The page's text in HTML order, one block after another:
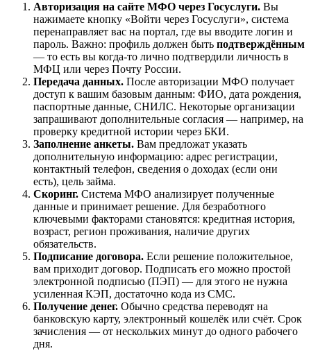
Авторизация на сайте МФО через Госуслуги. Вы
нажимаете кнопку «Войти через Госуслуги», система
перенаправляет вас на портал, где вы вводите логин и
пароль. Важно: профиль должен быть подтверждённым
— то есть вы когда-то лично подтвердили личность в
МФЦ или через Почту России.
Передача данных. После авторизации МФО получает
доступ к вашим базовым данным: ФИО, дата рождения,
паспортные данные, СНИЛС. Некоторые организации
запрашивают дополнительные согласия — например, на
проверку кредитной истории через БКИ.
Заполнение анкеты. Вам предложат указать
дополнительную информацию: адрес регистрации,
контактный телефон, сведения о доходах (если они
есть), цель займа.
Скоринг. Система МФО анализирует полученные
данные и принимает решение. Для безработного
ключевыми факторами становятся: кредитная история,
возраст, регион проживания, наличие других
обязательств.
Подписание договора. Если решение положительное,
вам приходит договор. Подписать его можно простой
электронной подписью (ПЭП) — для этого не нужна
усиленная КЭП, достаточно кода из СМС.
Получение денег. Обычно средства переводят на
банковскую карту, электронный кошелёк или счёт. Срок
зачисления — от нескольких минут до одного рабочего
дня.